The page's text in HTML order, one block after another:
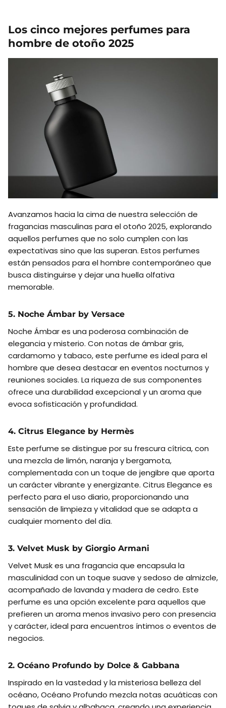
Los cinco mejores perfumes para
hombre de otoño 2025
Avanzamos hacia la cima de nuestra selección de
fragancias masculinas para el otoño 2025, explorando
aquellos perfumes que no solo cumplen con las
expectativas sino que las superan. Estos perfumes
están pensados para el hombre contemporáneo que
busca distinguirse y dejar una huella olfativa
memorable.
5. Noche Ámbar by Versace
Noche Ámbar es una poderosa combinación de
elegancia y misterio. Con notas de ámbar gris,
cardamomo y tabaco, este perfume es ideal para el
hombre que desea destacar en eventos nocturnos y
reuniones sociales. La riqueza de sus componentes
ofrece una durabilidad excepcional y un aroma que
evoca sofisticación y profundidad.
4. Citrus Elegance by Hermès
Este perfume se distingue por su frescura cítrica, con
una mezcla de limón, naranja y bergamota,
complementada con un toque de jengibre que aporta
un carácter vibrante y energizante. Citrus Elegance es
perfecto para el uso diario, proporcionando una
sensación de limpieza y vitalidad que se adapta a
cualquier momento del día.
3. Velvet Musk by Giorgio Armani
Velvet Musk es una fragancia que encapsula la
masculinidad con un toque suave y sedoso de almizcle,
acompañado de lavanda y madera de cedro. Este
perfume es una opción excelente para aquellos que
prefieren un aroma menos invasivo pero con presencia
y carácter, ideal para encuentros íntimos o eventos de
negocios.
2. Océano Profundo by Dolce & Gabbana
Inspirado en la vastedad y la misteriosa belleza del
océano, Océano Profundo mezcla notas acuáticas con